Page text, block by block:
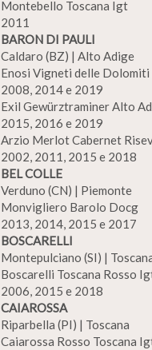
Montebello Toscana Igt
2011
BARON DI PAULI
Caldaro (BZ) | Alto Adige
Enosi Vigneti delle
2008, 2014 e 2019
Exil Gewürztraminer Alto
2015, 2016 e 2019
Arzio Merlot Cabernet
2002, 2011, 2015 e 2018
BEL COLLE
Verduno (CN) | Piemonte
Monvigliero Barolo Docg
2013, 2014, 2015 e 2017
BOSCARELLI
Montepulciano (SI) |
Boscarelli Toscana Rosso
2006, 2015 e 2018
CAIAROSSA
Riparbella (PI) | Toscana
Caiarossa Rosso Toscana